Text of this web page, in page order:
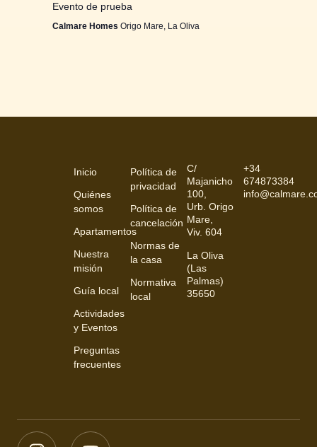
Evento de prueba
Calmare Homes Origo Mare, La Oliva
Inicio
Quiénes
somos
Apartamentos
Nuestra
misión
Guía local
Actividades
y Eventos
Preguntas
frecuentes
Política de
privacidad
Política de
cancelación
Normas de
la casa
Normativa
local
C/
Majanicho
100,
Urb. Origo
Mare,
Viv. 604
La Oliva
(Las
Palmas)
35650
+34
674873384